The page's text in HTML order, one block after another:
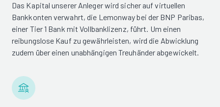
Das Kapital unserer Anleger wird sicher auf virtuellen
Bankkonten verwahrt, die Lemonway bei der BNP Paribas,
einer Tier 1 Bank mit Vollbanklizenz, führt. Um einen
reibungslose Kauf zu gewährleisten, wird die Abwicklung
zudem über einen unabhängigen Treuhänder abgewickelt.